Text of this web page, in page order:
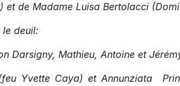
et de Madame Luisa Bertolacci
le deuil:
Darsigny, Mathieu, Antoine et
Yvette Caya) et Annunziata